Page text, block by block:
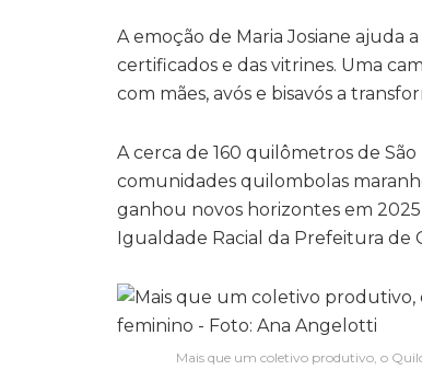
A emoção de Maria Josiane ajuda
certificados e das vitrines. Uma
com mães, avós e bisavós a
A cerca de 160 quilômetros de
comunidades quilombolas
ganhou novos horizontes em
Igualdade Racial da Prefeitura de
Mais que um coletivo produtivo, o